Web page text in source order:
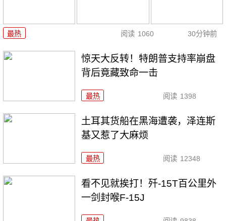
最热 阅读 1060 30分钟前
惊天大反转！特朗普支持率崩盘
背后竟藏致命一击
最热 阅读 1398
土耳其货船在黑海遭袭，泽连斯
基又惹了大麻烦
最热 阅读 12348
看不见就挨打！歼-15T百公里外
一剑封喉F-15J